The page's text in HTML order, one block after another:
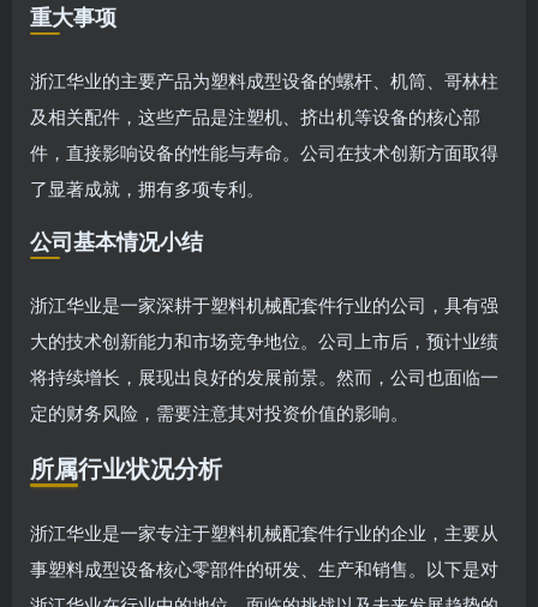
重大事项
浙江华业的主要产品为塑料成型设备的螺杆、机筒、哥林柱
及相关配件，这些产品是注塑机、挤出机等设备的核心部
件，直接影响设备的性能与寿命。公司在技术创新方面取得
了显著成就，拥有多项专利。
公司基本情况小结
浙江华业是一家深耕于塑料机械配套件行业的公司，具有强
大的技术创新能力和市场竞争地位。公司上市后，预计业绩
将持续增长，展现出良好的发展前景。然而，公司也面临一
定的财务风险，需要注意其对投资价值的影响。
所属行业状况分析
浙江华业是一家专注于塑料机械配套件行业的企业，主要从
事塑料成型设备核心零部件的研发、生产和销售。以下是对